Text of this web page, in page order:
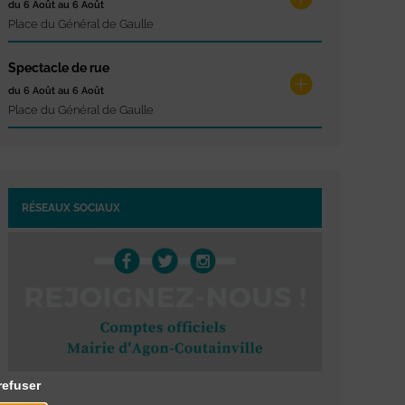
du 6 Août au 6 Août
Place du Général de Gaulle
Spectacle de rue
du 6 Août au 6 Août
Place du Général de Gaulle
RÉSEAUX SOCIAUX